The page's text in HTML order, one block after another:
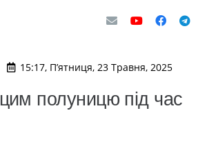
15:17, П’ятниця, 23 Травня, 2025
цим полуницю під час